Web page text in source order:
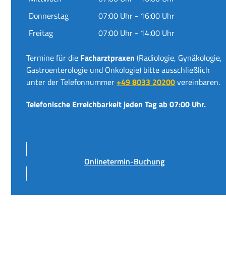
Donnerstag
07:00 Uhr - 16:00 Uhr
Freitag
07:00 Uhr - 14:00 Uhr
Termine für die Facharztpraxen (Radiologie, Gynäkologie,
Gastroenterologie und Onkologie) bitte ausschließlich
unter der Telefonnummer+49 8033 20200vereinbaren.
Telefonische Erreichbarkeit jeden Tag ab 07:00 Uhr.
Onlinetermin-Buchung